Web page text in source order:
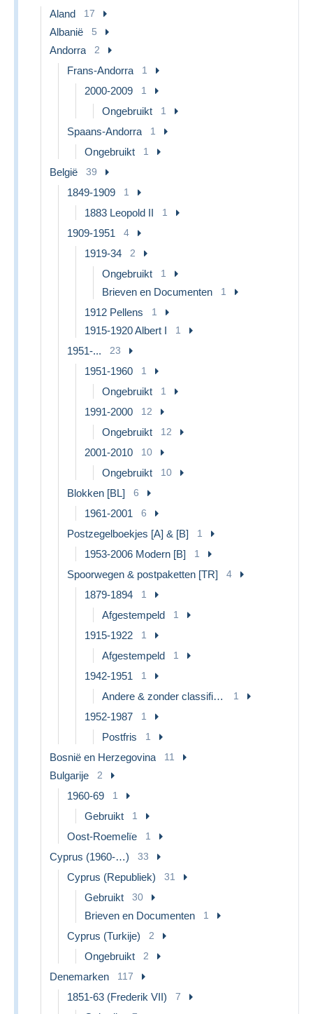
Aland 17
Albanië 5
Andorra 2
Frans-Andorra 1
2000-2009 1
Ongebruikt 1
Spaans-Andorra 1
Ongebruikt 1
België 39
1849-1909 1
1883 Leopold II 1
1909-1951 4
1919-34 2
Ongebruikt 1
Brieven en Documenten 1
1912 Pellens 1
1915-1920 Albert I 1
1951-... 23
1951-1960 1
Ongebruikt 1
1991-2000 12
Ongebruikt 12
2001-2010 10
Ongebruikt 10
Blokken [BL] 6
1961-2001 6
Postzegelboekjes [A] & [B] 1
1953-2006 Modern [B] 1
Spoorwegen & postpaketten [TR] 4
1879-1894 1
Afgestempeld 1
1915-1922 1
Afgestempeld 1
1942-1951 1
Andere & zonder classificatie 1
1952-1987 1
Postfris 1
Bosnië en Herzegovina 11
Bulgarije 2
1960-69 1
Gebruikt 1
Oost-Roemelïe 1
Cyprus (1960-…) 33
Cyprus (Republiek) 31
Gebruikt 30
Brieven en Documenten 1
Cyprus (Turkije) 2
Ongebruikt 2
Denemarken 117
1851-63 (Frederik VII) 7